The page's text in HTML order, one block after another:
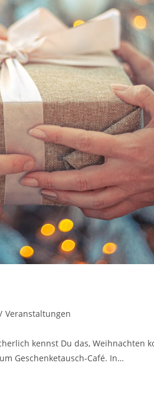
/ Veranstaltungen
kennst Du das, Weihnachten
Geschenketausch-Café. In…